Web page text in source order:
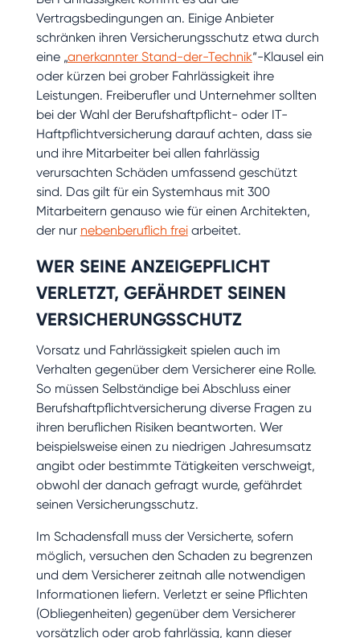
Vertragsbedingungen an. Einige Anbieter
schränken ihren Versicherungsschutz etwa durch
eine „anerkannter Stand-der-Technik“-Klausel ein
oder kürzen bei grober Fahrlässigkeit ihre
Leistungen. Freiberufler und Unternehmer sollten
bei der Wahl der Berufshaftpflicht- oder IT-
Haftpflichtversicherung darauf achten, dass sie
und ihre Mitarbeiter bei allen fahrlässig
verursachten Schäden umfassend geschützt
sind. Das gilt für ein Systemhaus mit 300
Mitarbeitern genauso wie für einen Architekten,
der nur nebenberuflich freiarbeitet.
WER SEINE ANZEIGEPFLICHT
VERLETZT, GEFÄHRDET SEINEN
VERSICHERUNGSSCHUTZ
Vorsatz und Fahrlässigkeit spielen auch im
Verhalten gegenüber dem Versicherer eine Rolle.
So müssen Selbständige bei Abschluss einer
Berufshaftpflichtversicherung diverse Fragen zu
ihren beruflichen Risiken beantworten. Wer
beispielsweise einen zu niedrigen Jahresumsatz
angibt oder bestimmte Tätigkeiten verschweigt,
obwohl der danach gefragt wurde, gefährdet
seinen Versicherungsschutz.
Im Schadensfall muss der Versicherte, sofern
möglich, versuchen den Schaden zu begrenzen
und dem Versicherer zeitnah alle notwendigen
Informationen liefern. Verletzt er seine Pflichten
(Obliegenheiten) gegenüber dem Versicherer
vorsätzlich oder grob fahrlässig, kann dieser